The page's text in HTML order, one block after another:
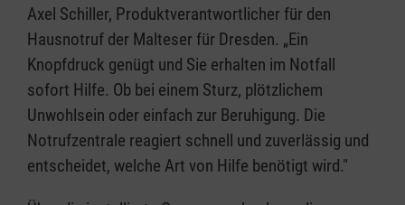
Axel Schiller, Produktverantwortlicher für den
Hausnotruf der Malteser für Dresden. „Ein
Knopfdruck genügt und Sie erhalten im Notfall
sofort Hilfe. Ob bei einem Sturz, plötzlichem
Unwohlsein oder einfach zur Beruhigung. Die
Notrufzentrale reagiert schnell und zuverlässig und
entscheidet, welche Art von Hilfe benötigt wird."